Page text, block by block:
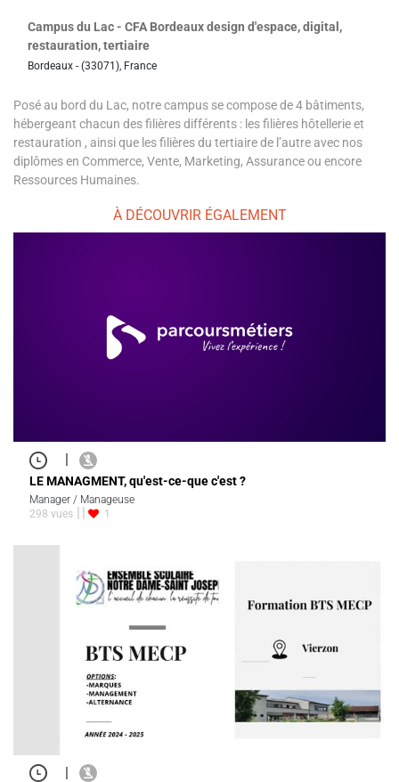
Campus du Lac - CFA Bordeaux design d'espace, digital,
restauration, tertiaire
Bordeaux - (33071), France
Posé au bord du Lac, notre campus se compose de 4 bâtiments,
hébergeant chacun des filières différents : les filières hôtellerie et
restauration , ainsi que les filières du tertiaire de l’autre avec nos
diplômes en Commerce, Vente, Marketing, Assurance ou encore
Ressources Humaines.
À DÉCOUVRIR ÉGALEMENT
|
LE MANAGMENT, qu'est-ce-que c'est ?
Manager / Manageuse
298 vues
1
|